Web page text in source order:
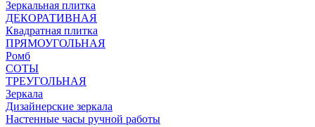
Зеркальная плитка
ДЕКОРАТИВНАЯ
Квадратная плитка
ПРЯМОУГОЛЬНАЯ
Ромб
СОТЫ
ТРЕУГОЛЬНАЯ
Зеркала
Дизайнерские зеркала
Настенные часы ручной работы